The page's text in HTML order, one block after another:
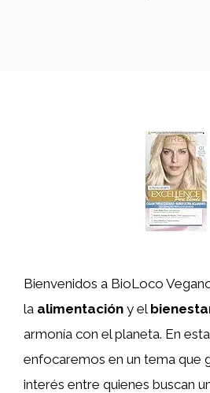
Bienvenidos a BioLoco
la alimentación y el
armonía con el planeta. En
enfocaremos en un tema que
interés entre quienes buscan